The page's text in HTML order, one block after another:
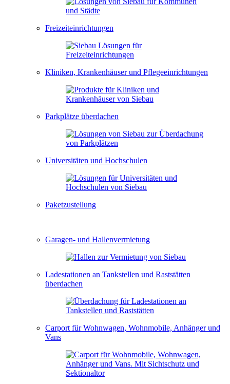
Freizeiteinrichtungen
Kliniken, Krankenhäuser und Pflegeeinrichtungen
Parkplätze überdachen
Universitäten und Hochschulen
Paketzustellung
Garagen- und Hallenvermietung
Ladestationen an Tankstellen und Raststätten
überdachen
Carport für Wohnwagen, Wohnmobile, Anhänger und
Vans